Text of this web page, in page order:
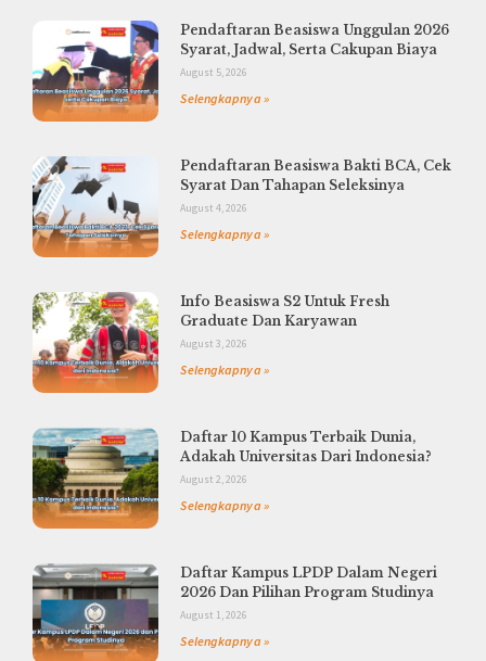
Pendaftaran Beasiswa Unggulan 2026
Syarat, Jadwal, Serta Cakupan Biaya
August 5, 2026
Selengkapnya »
Pendaftaran Beasiswa Bakti BCA, Cek
Syarat Dan Tahapan Seleksinya
August 4, 2026
Selengkapnya »
Info Beasiswa S2 Untuk Fresh
Graduate Dan Karyawan
August 3, 2026
Selengkapnya »
Daftar 10 Kampus Terbaik Dunia,
Adakah Universitas Dari Indonesia?
August 2, 2026
Selengkapnya »
Daftar Kampus LPDP Dalam Negeri
2026 Dan Pilihan Program Studinya
August 1, 2026
Selengkapnya »